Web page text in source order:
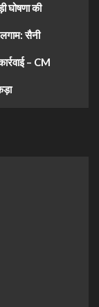
घोषणा की
सैनी
– CM